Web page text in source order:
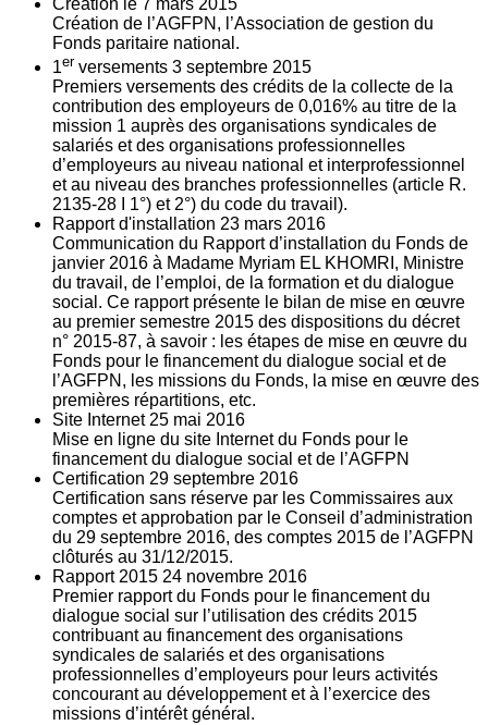
Création le 7 mars 2015
Création de l’AGFPN, l’Association de gestion du
Fonds paritaire national.
1er versements 3 septembre 2015
Premiers versements des crédits de la collecte de la
contribution des employeurs de 0,016% au titre de la
mission 1 auprès des organisations syndicales de
salariés et des organisations professionnelles
d’employeurs au niveau national et interprofessionnel
et au niveau des branches professionnelles (article R.
2135‐28 I 1°) et 2°) du code du travail).
Rapport d'installation 23 mars 2016
Communication du Rapport d’installation du Fonds de
janvier 2016 à Madame Myriam EL KHOMRI, Ministre
du travail, de l’emploi, de la formation et du dialogue
social. Ce rapport présente le bilan de mise en œuvre
au premier semestre 2015 des dispositions du décret
n° 2015-87, à savoir : les étapes de mise en œuvre du
Fonds pour le financement du dialogue social et de
l’AGFPN, les missions du Fonds, la mise en œuvre des
premières répartitions, etc.
Site Internet 25 mai 2016
Mise en ligne du site Internet du Fonds pour le
financement du dialogue social et de l’AGFPN
Certification 29 septembre 2016
Certification sans réserve par les Commissaires aux
comptes et approbation par le Conseil d’administration
du 29 septembre 2016, des comptes 2015 de l’AGFPN
clôturés au 31/12/2015.
Rapport 2015 24 novembre 2016
Premier rapport du Fonds pour le financement du
dialogue social sur l’utilisation des crédits 2015
contribuant au financement des organisations
syndicales de salariés et des organisations
professionnelles d’employeurs pour leurs activités
concourant au développement et à l’exercice des
missions d’intérêt général.